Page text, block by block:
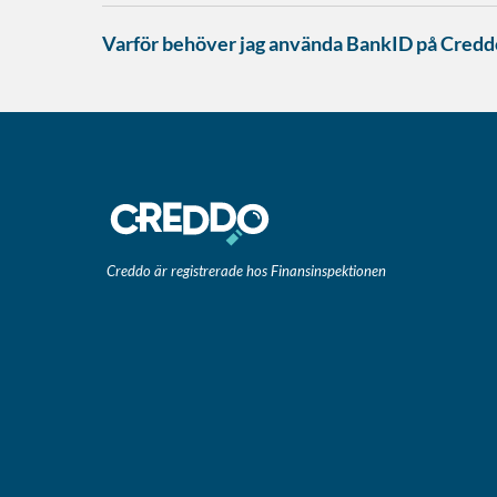
Varför behöver jag använda BankID på
Creddo är registrerade hos Finansinspektionen